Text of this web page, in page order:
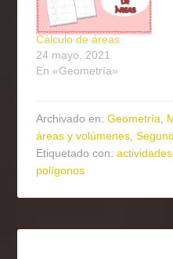
Cálculo de áreas
24 mayo, 2021
En «Geometría»
Archivado en:Geometría,
áreas y volúmenes,
Etiquetado con:actividades
polígonos